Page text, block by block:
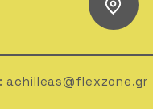
achilleas@flexzone.gr